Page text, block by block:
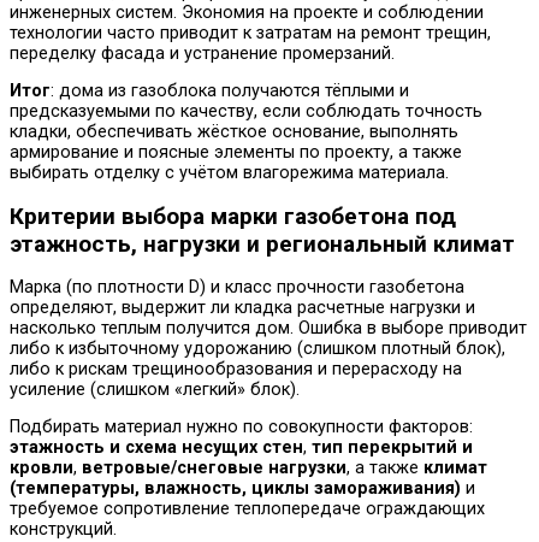
инженерных систем. Экономия на проекте и соблюдении
технологии часто приводит к затратам на ремонт трещин,
переделку фасада и устранение промерзаний.
Итог: дома из газоблока получаются тёплыми и
предсказуемыми по качеству, если соблюдать точность
кладки, обеспечивать жёсткое основание, выполнять
армирование и поясные элементы по проекту, а также
выбирать отделку с учётом влагорежима материала.
Критерии выбора марки газобетона под
этажность, нагрузки и региональный климат
Марка (по плотности D) и класс прочности газобетона
определяют, выдержит ли кладка расчетные нагрузки и
насколько теплым получится дом. Ошибка в выборе приводит
либо к избыточному удорожанию (слишком плотный блок),
либо к рискам трещинообразования и перерасходу на
усиление (слишком «легкий» блок).
Подбирать материал нужно по совокупности факторов:
этажность и схема несущих стен, тип перекрытий и
кровли, ветровые/снеговые нагрузки, а также климат
(температуры, влажность, циклы замораживания) и
требуемое сопротивление теплопередаче ограждающих
конструкций.